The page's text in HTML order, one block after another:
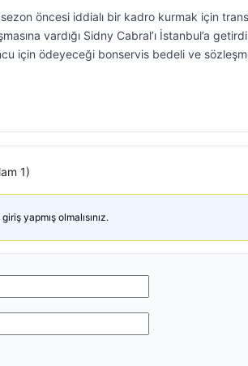
öncesi iddialı bir kadro kurmak için
vardığı Sidny Cabral’ı İstanbul’a
için ödeyeceği bonservis bedeli ve
1)
yapmış olmalısınız.